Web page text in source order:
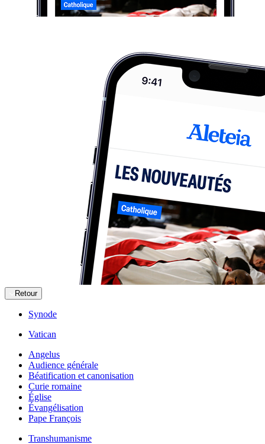
Retour
Synode
Vatican
Angelus
Audience générale
Béatification et canonisation
Curie romaine
Église
Évangélisation
Pape François
Transhumanisme